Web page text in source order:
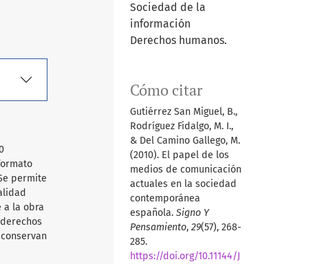
Sociedad de la
información
Derechos humanos.
Cómo citar
Gutiérrez San Miguel, B.,
Rodríguez Fidalgo, M. I.,
& Del Camino Gallego, M.
(2010). El papel de los
medios de comunicación
actuales en la sociedad
contemporánea
española. Signo Y
Pensamiento, 29(57), 268-
285.
https://doi.org/10.11144/J
permite
a la obra